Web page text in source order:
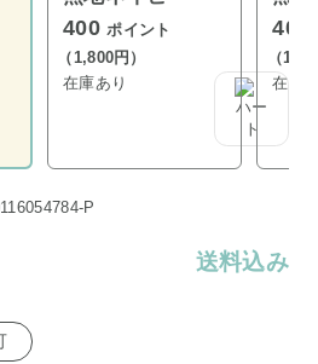
400ポイント
（1,800円）
在庫あり
400
（
在庫
P
送料込み